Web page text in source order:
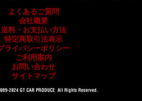
よくあるご質問
会社概要
送料・お支払い方法
特定商取引法表示
ライバシーポリシー
ご利用案内
お問い合わせ
サイトマップ